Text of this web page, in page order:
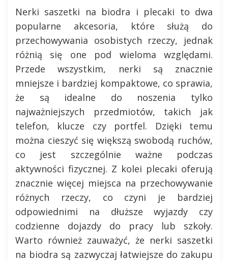
Nerki saszetki na biodra i plecaki to dwa
popularne akcesoria, które służą do
przechowywania osobistych rzeczy, jednak
różnią się one pod wieloma względami.
Przede wszystkim, nerki są znacznie
mniejsze i bardziej kompaktowe, co sprawia,
że są idealne do noszenia tylko
najważniejszych przedmiotów, takich jak
telefon, klucze czy portfel. Dzięki temu
można cieszyć się większą swobodą ruchów,
co jest szczególnie ważne podczas
aktywności fizycznej. Z kolei plecaki oferują
znacznie więcej miejsca na przechowywanie
różnych rzeczy, co czyni je bardziej
odpowiednimi na dłuższe wyjazdy czy
codzienne dojazdy do pracy lub szkoły.
Warto również zauważyć, że nerki saszetki
na biodra są zazwyczaj łatwiejsze do zakupu